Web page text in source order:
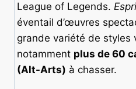
League of Legends.
éventail d’œuvres
grande variété de styles
notamment plus de 60
(Alt-Arts) à chasser.